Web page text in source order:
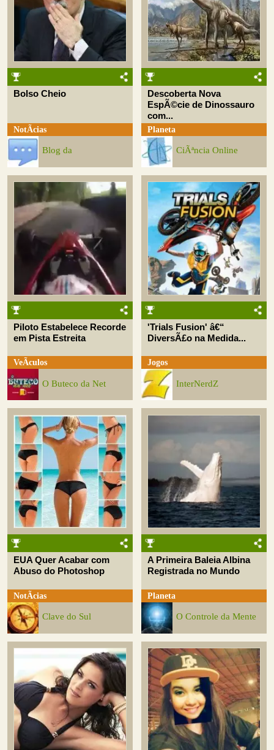
Bolso Cheio
NotÃ­cias
Blog da
Descoberta Nova
EspÃ©cie de Dinossauro
com...
Planeta
CiÃªncia Online
Piloto Estabelece Recorde
em Pista Estreita
VeÃ­culos
O Buteco da Net
'Trials Fusion' â€“
DiversÃ£o na Medida...
Jogos
InterNerdZ
EUA Quer Acabar com
Abuso do Photoshop
NotÃ­cias
Clave do Sul
A Primeira Baleia Albina
Registrada no Mundo
Planeta
O Controle da Mente